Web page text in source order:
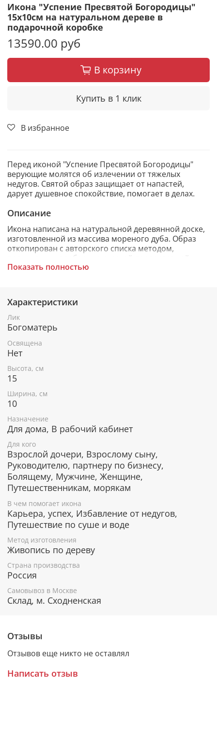
Икона "Успение Пресвятой Богородицы"
15х10см на натуральном дереве в
подарочной коробке
13590.00 руб
В корзину
Купить в 1 клик
В избранное
Перед иконой "Успение Пресвятой Богородицы"
верующие молятся об излечении от тяжелых
недугов. Святой образ защищает от напастей,
дарует душевное спокойствие, помогает в делах.
Описание
Икона написана на натуральной деревянной доске,
изготовленной из массива мореного дуба. Образ
откопирован с авторского списка методом,
получившим одобрение русской православной
церкви.
При окончательном оформлении образа
использовались специальные фронтажные грунты,
выравнивающие лаки и темперные краски. Венец и
поля иконы вручную украшены рельефным
орнаментом и натуральным жемчугом или
полудрагоценными камнями.
Пресвятой Богородицы"
Преодоление страха смерти.
Исцеление даже от самых тяжелых недугов.
Наставление на путь истинный.
Избавление от зла и напастей.
Обретение душевного покоя.
Помощь в делах.
Защита в пути.
Гарантия подлинности
К каждому живописному образу прикладывается
номерное свидетельство, в котором подробно
расписана вся информация об иконе:
Имя художника,
Материалы, из которых она изготовлена,
Гарантия соответствия канонам Православной
Церкви.
Подарочная упаковка
Каждая икона размещается в красивой деревянной
шкатулке из натурального дерева с откидной
крышкой и замочком.
Показать полностью
Характеристики
Лик
Богоматерь
Освящена
Нет
Высота, см
15
Ширина, см
10
Назначение
Для дома, В рабочий кабинет
Для кого
Взрослой дочери, Взрослому сыну,
Руководителю, партнеру по бизнесу,
Болящему, Мужчине, Женщине,
Путешественникам, морякам
В чем помогает икона
Карьера, успех, Избавление от недугов,
Путешествие по суше и воде
Метод изготовления
Живопись по дереву
Страна производства
Россия
Самовывоз в Москве
Склад, м. Сходненская
Отзывы
Отзывов еще никто не оставлял
Написать отзыв